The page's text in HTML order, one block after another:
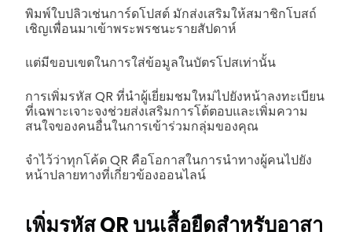
พิมพ์ใบปลิวเช่นการ์ดโปสต์ มักส่งเสริมให้สมาชิกโบสถ์
เชิญเพื่อนมาเข้าพระพรชนะรายสัปดาห์
แต่มีขอบเขตในการใส่ข้อมูลในบัตรโปสเท่านั้น
การเพิ่มรหัส QR ที่นำผู้เยี่ยมชมใหม่ไปยังหน้าลงทะเบียน
ที่เฉพาะเจาะจงช่วยส่งเสริมการโต้ตอบและเพิ่มความ
สนใจของคนอื่นในการเข้าร่วมกลุ่มของคุณ
จำไว้ว่าทุกโค้ด QR คือโอกาสในการนำทางผู้คนไปยัง
หน้าปลายทางที่เกี่ยวข้องออนไลน์
เพิ่มรหัส QR บนเสื้อยืดสำหรับอาสา